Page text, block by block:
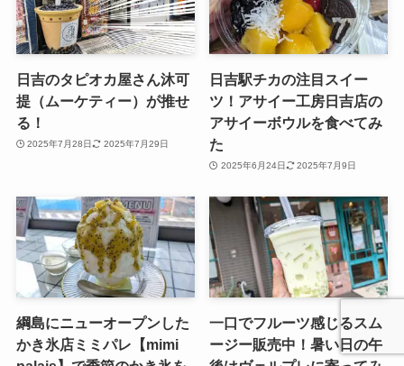
日吉のタピオカ屋さん沐可
提（ムーケティー）が推せ
る！
2025年7月28日 2025年7月29日
日吉駅チカの注目スイー
ツ！アサイー工房日吉店の
アサイーボウルを食べてみ
た
2025年6月24日 2025年7月9日
綱島にニューオープンした
かき氷店ミミパレ【mimi
一口でフルーツ感じるスム
ージー販売中！暑い日の午